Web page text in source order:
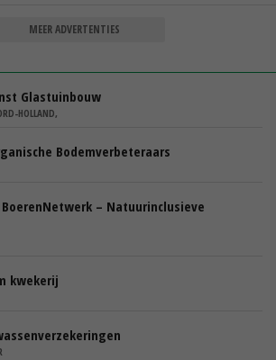
MEER ADVERTENTIES
Glastuinbouw
HOLLAND,
Bodemverbeteraars
– Natuurinclusieve
kwekerij